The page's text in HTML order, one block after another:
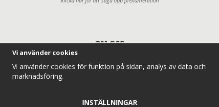
OM OSS
Däck och fälgar för lastbilar, entreprenad, lantbruk och traktorer
Entreprenaddäck.com erbjuder ett komplett sortiment av lastbilsdäck,
traktordäck, lantbruksdäck, radodlingsdäck, entreprenaddäck och
alltid med konkurrenskraftiga priser, snabb leverans och expertkunskap.
Vi använder cookies
Vi använder cookies för funktion på sidan, analys av data och
marknadsföring.
INSTÄLLNINGAR